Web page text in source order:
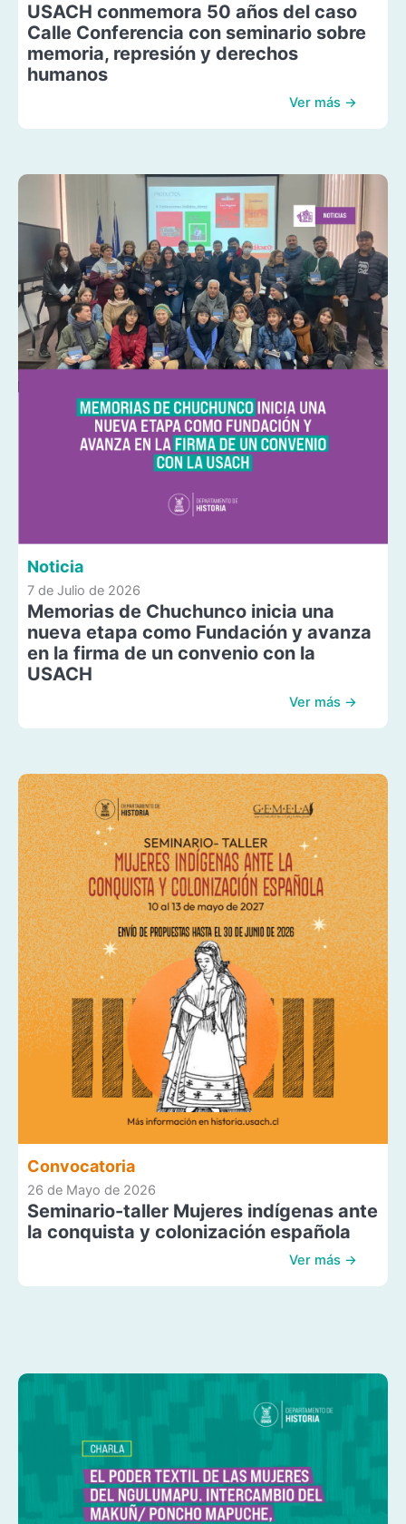
USACH conmemora 50 años del caso
Calle Conferencia con seminario sobre
memoria, represión y derechos
humanos
Ver más →
Noticia
7 de Julio de 2026
Memorias de Chuchunco inicia una
nueva etapa como Fundación y avanza
en la firma de un convenio con la
USACH
Ver más →
Convocatoria
26 de Mayo de 2026
Seminario-taller Mujeres indígenas ante
la conquista y colonización española
Ver más →